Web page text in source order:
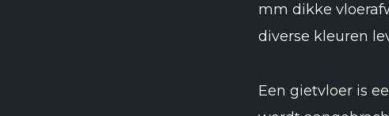
mm dikke
diverse kleuren
Een gietvloer is